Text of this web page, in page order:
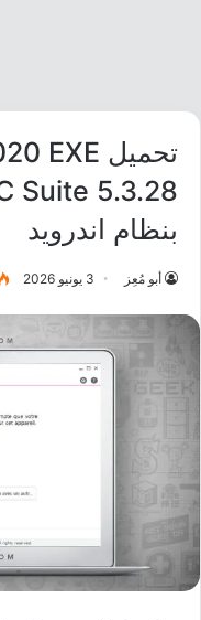
بنظام اندرويد
أبو مُعِز 3 يونيو 2026